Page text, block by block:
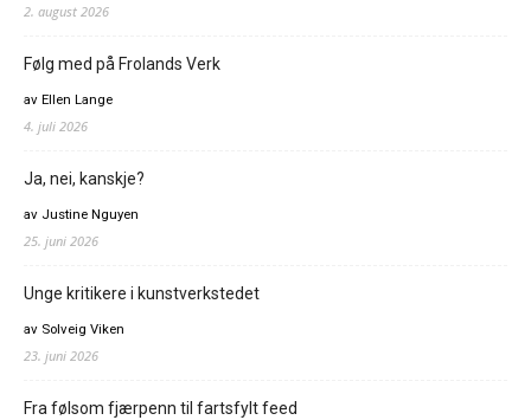
2. august 2026
Følg med på Frolands Verk
av Ellen Lange
4. juli 2026
Ja, nei, kanskje?
av Justine Nguyen
25. juni 2026
Unge kritikere i kunstverkstedet
av Solveig Viken
23. juni 2026
Fra følsom fjærpenn til fartsfylt feed